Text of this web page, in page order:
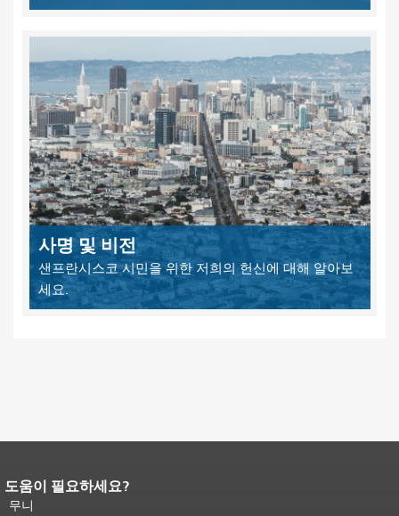
사명 및 비전
샌프란시스코 시민을 위한 저희의 헌신에 대해 알아보
세요.
페이지 내용 끝입니다.이 페이지의 나
머지 내용은 모든 페이지에 반복됩니
도움이 필요하세요?
무니